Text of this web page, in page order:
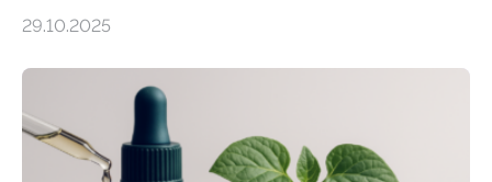
Forschende die bisher älteste bekannte Stechmücken-
Region Kachin in Myanmar und hat sich in
ausgezeichnetem Zustand erhalten. Es konnte als neue
Art einer neuen Gattung beschrieben werden und trägt
nun den Namen Cretosabethes primaevus. Dieser erste
29.10.2025